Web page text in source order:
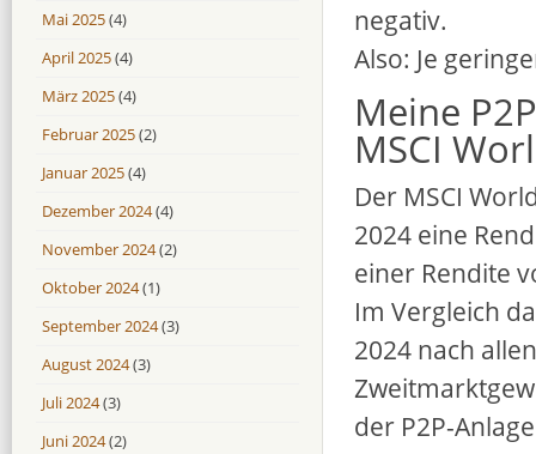
negativ.
Also: Je
Meine
MSCI
Der MSCI
2024 eine
einer Rendite
Im Vergleich
2024 nach
der P2P-
Mai 2025(4)
April 2025(4)
März 2025(4)
Februar 2025(2)
Januar 2025(4)
Dezember 2024(4)
November 2024(2)
Oktober 2024(1)
September 2024(3)
August 2024(3)
Juli 2024(3)
Juni 2024(2)